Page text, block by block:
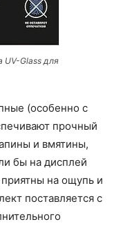
UV-Glass для
(особенно с
прочный
и вмятины,
бы на дисплей
на ощупь и
поставляется с